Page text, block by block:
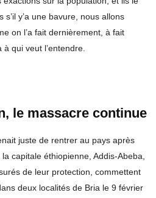
y’a une bavure, nous allons
on l’a fait dernièrement, à fait
qui veut l’entendre.
le massacre continue
juste de rentrer au pays après
capitale éthiopienne, Addis-Abeba,
de leur protection, commettent
deux localités de Bria le 9 février